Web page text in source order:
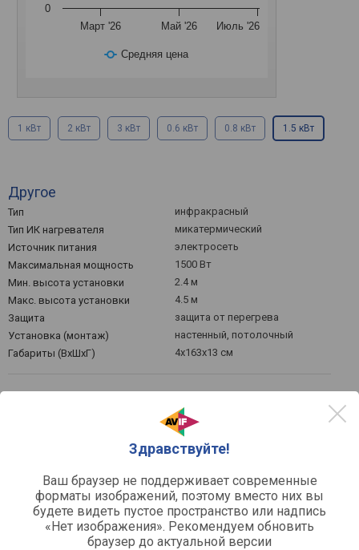
Здравствуйте!
Ваш браузер не поддерживает современные
форматы изображений, поэтому вместо них вы
будете видеть пустое пространство или надпись
«Нет изображения». Рекомендуем обновить
браузер до актуальной версии
Средняя цена
Март '26 Май '26 Июль '26
0
1 кВт 2 кВт 3 кВт 0.6 кВт 0.8 кВт 1.5 кВт
Другое
Тип
инфракрасный
Тип ИК нагревателя
микатермический
Источник питания
электросеть
Максимальная мощность
1500 Вт
Мин. высота установки
2.4 м
Макс. высота установки
4.5 м
Защита
защита от перегрева
Установка (монтаж)
настенный, потолочный
Габариты (ВхШхГ)
4x163x13 см
Цены на Ballu BIH-APL-1.5 - выбрать
интернет-магазин
по рейтингу по цене